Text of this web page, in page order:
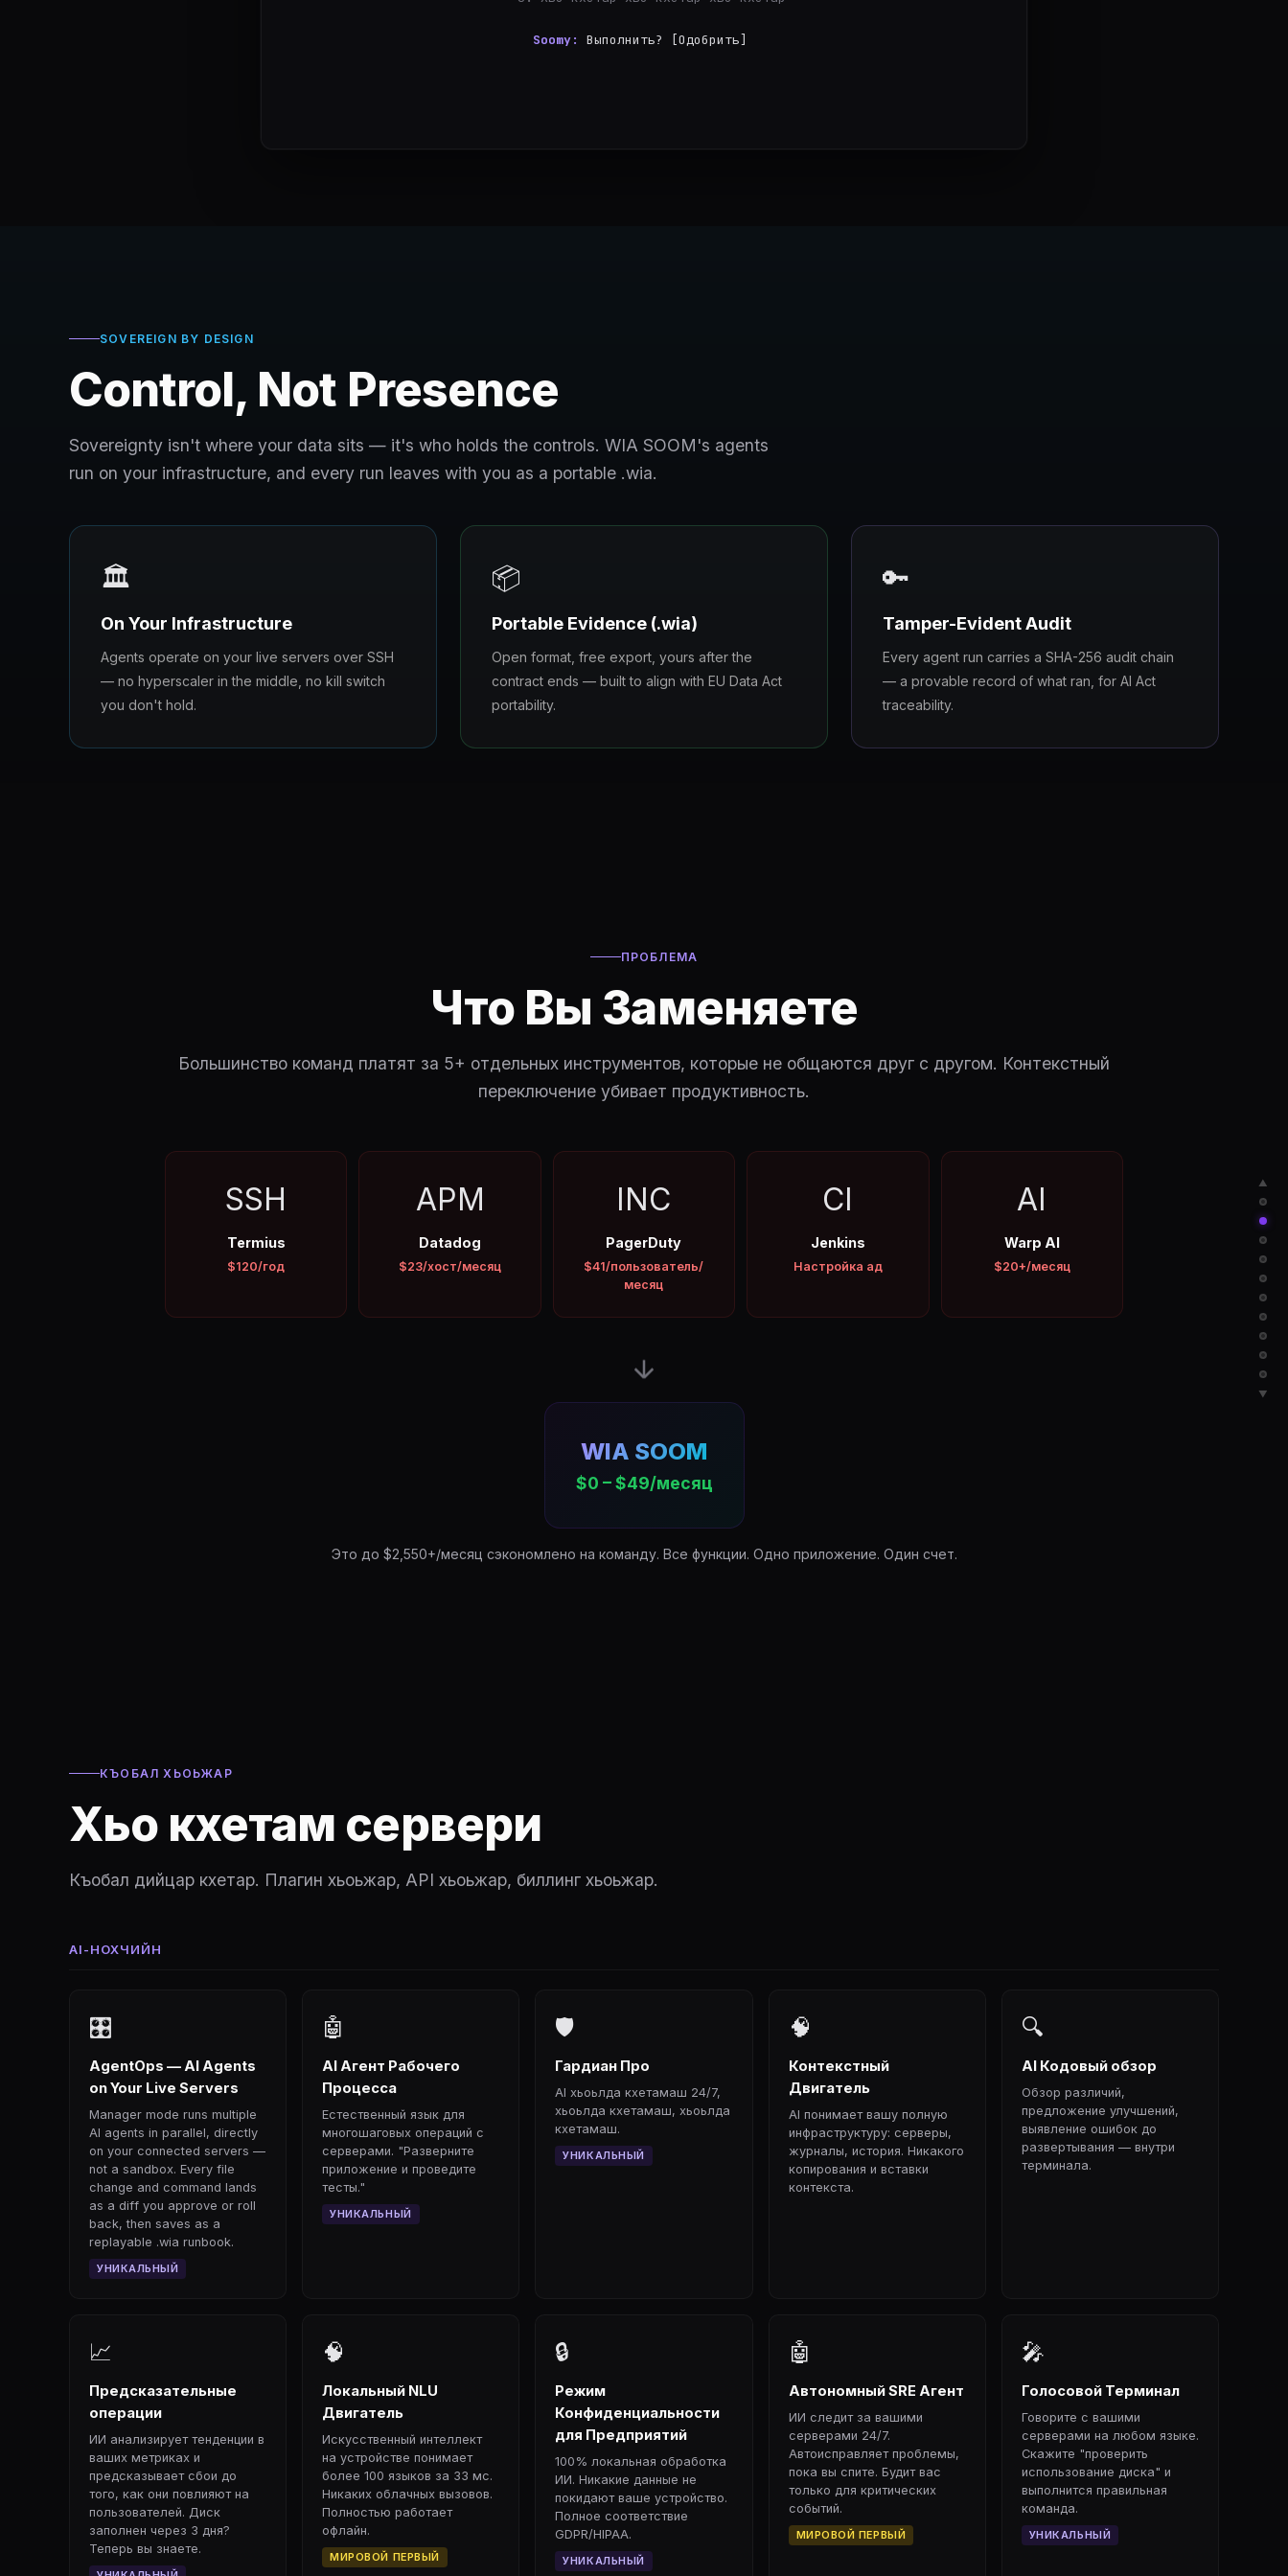
Выполнить? [Одобрить] [Редактировать] [Отменить]
SOVEREIGN BY DESIGN
Control, Not Presence
Sovereignty isn't where your data sits — it's who holds the controls. WIA SOOM's agents
run on your infrastructure, and every run leaves with you as a portable .wia.
🏛️
On Your Infrastructure
Agents operate on your live servers over SSH
— no hyperscaler in the middle, no kill switch
you don't hold.
📦
Portable Evidence (.wia)
Open format, free export, yours after the
contract ends — built to align with EU Data Act
portability.
🔑
Tamper-Evident Audit
Every agent run carries a SHA-256 audit chain
— a provable record of what ran, for AI Act
traceability.
ПРОБЛЕМА
Что Вы Заменяете
Большинство команд платят за 5+ отдельных инструментов, которые не общаются друг с другом. Контекстный
переключение убивает продуктивность.
SSH
Termius
$120/год
APM
Datadog
$23/хост/месяц
INC
PagerDuty
$41/пользователь/
месяц
CI
Jenkins
Настройка ад
AI
Warp AI
$20+/месяц
WIA SOOM
$0 – $49/месяц
Это до $2,550+/месяц сэкономлено на команду. Все функции. Одно приложение. Один счет.
КЪОБАЛ ХЬОЬЖАР
Хьо кхетам сервери
Къобал дийцар кхетар. Плагин хьоьжар, API хьоьжар, биллинг хьоьжар.
AI-НОХЧИЙН
🎛
AgentOps — AI Agents
on Your Live Servers
Manager mode runs multiple
AI agents in parallel, directly
on your connected servers —
not a sandbox. Every file
change and command lands
as a diff you approve or roll
back, then saves as a
replayable .wia runbook.
УНИКАЛЬНЫЙ
🤖
AI Агент Рабочего
Процесса
Естественный язык для
многошаговых операций с
серверами. "Разверните
приложение и проведите
тесты."
УНИКАЛЬНЫЙ
🛡
Гардиан Про
AI хьоьлда кхетамаш 24/7,
хьоьлда кхетамаш, хьоьлда
кхетамаш.
УНИКАЛЬНЫЙ
🧠
Контекстный
Двигатель
AI понимает вашу полную
инфраструктуру: серверы,
журналы, история. Никакого
копирования и вставки
контекста.
🔍
AI Кодовый обзор
Обзор различий,
предложение улучшений,
выявление ошибок до
развертывания — внутри
терминала.
📈
Предсказательные
операции
ИИ анализирует тенденции в
ваших метриках и
предсказывает сбои до
того, как они повлияют на
пользователей. Диск
заполнен через 3 дня?
Теперь вы знаете.
🧠
Локальный NLU
Двигатель
Искусственный интеллект
на устройстве понимает
более 100 языков за 33 мс.
Никаких облачных вызовов.
Полностью работает
офлайн.
МИРОВОЙ ПЕРВЫЙ
🔒
Режим
Конфиденциальности
для Предприятий
100% локальная обработка
ИИ. Никакие данные не
покидают ваше устройство.
Полное соответствие
GDPR/HIPAA.
УНИКАЛЬНЫЙ
🤖
Автономный SRE Агент
ИИ следит за вашими
серверами 24/7.
Автоисправляет проблемы,
пока вы спите. Будит вас
только для критических
событий.
МИРОВОЙ ПЕРВЫЙ
🎤
Голосовой Терминал
Говорите с вашими
серверами на любом языке.
Скажите "проверить
использование диска" и
выполнится правильная
команда.
УНИКАЛЬНЫЙ
▲
▼